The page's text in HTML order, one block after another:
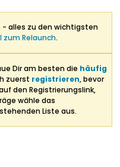
- alles zu den wichtigsten
zum Relaunch.
Dir am besten die häufig
zuerst registrieren, bevor
den Registrierungslink,
wähle das
Liste aus.